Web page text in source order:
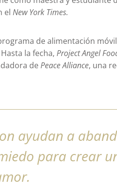
el New York Times.
de alimentación
la fecha, Project Angel
de Peace Alliance, una
ayudan a
para crear